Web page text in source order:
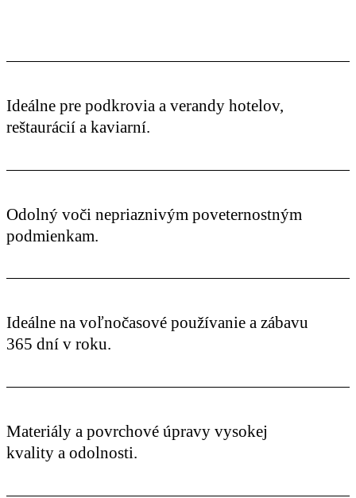
Ideálne pre podkrovia a verandy hotelov,
reštaurácií a kaviarní.
Odolný voči nepriaznivým poveternostným
podmienkam.
Ideálne na voľnočasové používanie a zábavu
365 dní v roku.
Materiály a povrchové úpravy vysokej
kvality a odolnosti.